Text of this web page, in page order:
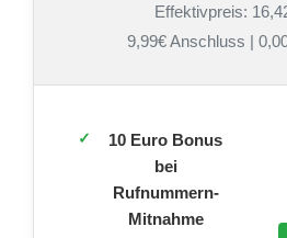
Effektivpreis:
9,99€ Anschluss |
10 Euro Bonus
bei
Rufnummern-
Mitnahme